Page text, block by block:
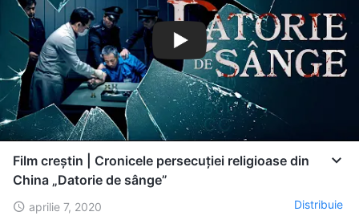
Film creștin | Cronicele persecuției religioase din
China „Datorie de sânge”
aprilie 7, 2020 Distribuie